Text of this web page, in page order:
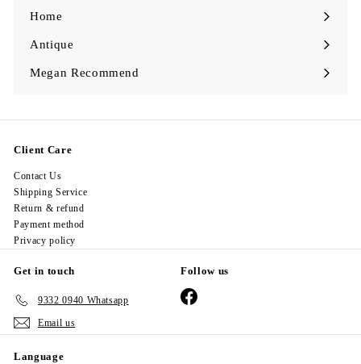
Home
Antique
Expand
Megan Recommend
Expand
Client Care
Contact Us
Shipping Service
Return & refund
Payment method
Privacy policy
Get in touch
9332 0940 Whatsapp
Email us
Follow us
Facebook
Language